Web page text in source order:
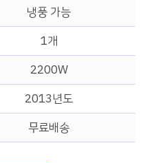
냉풍 가능
1개
2200W
2013년도
무료배송